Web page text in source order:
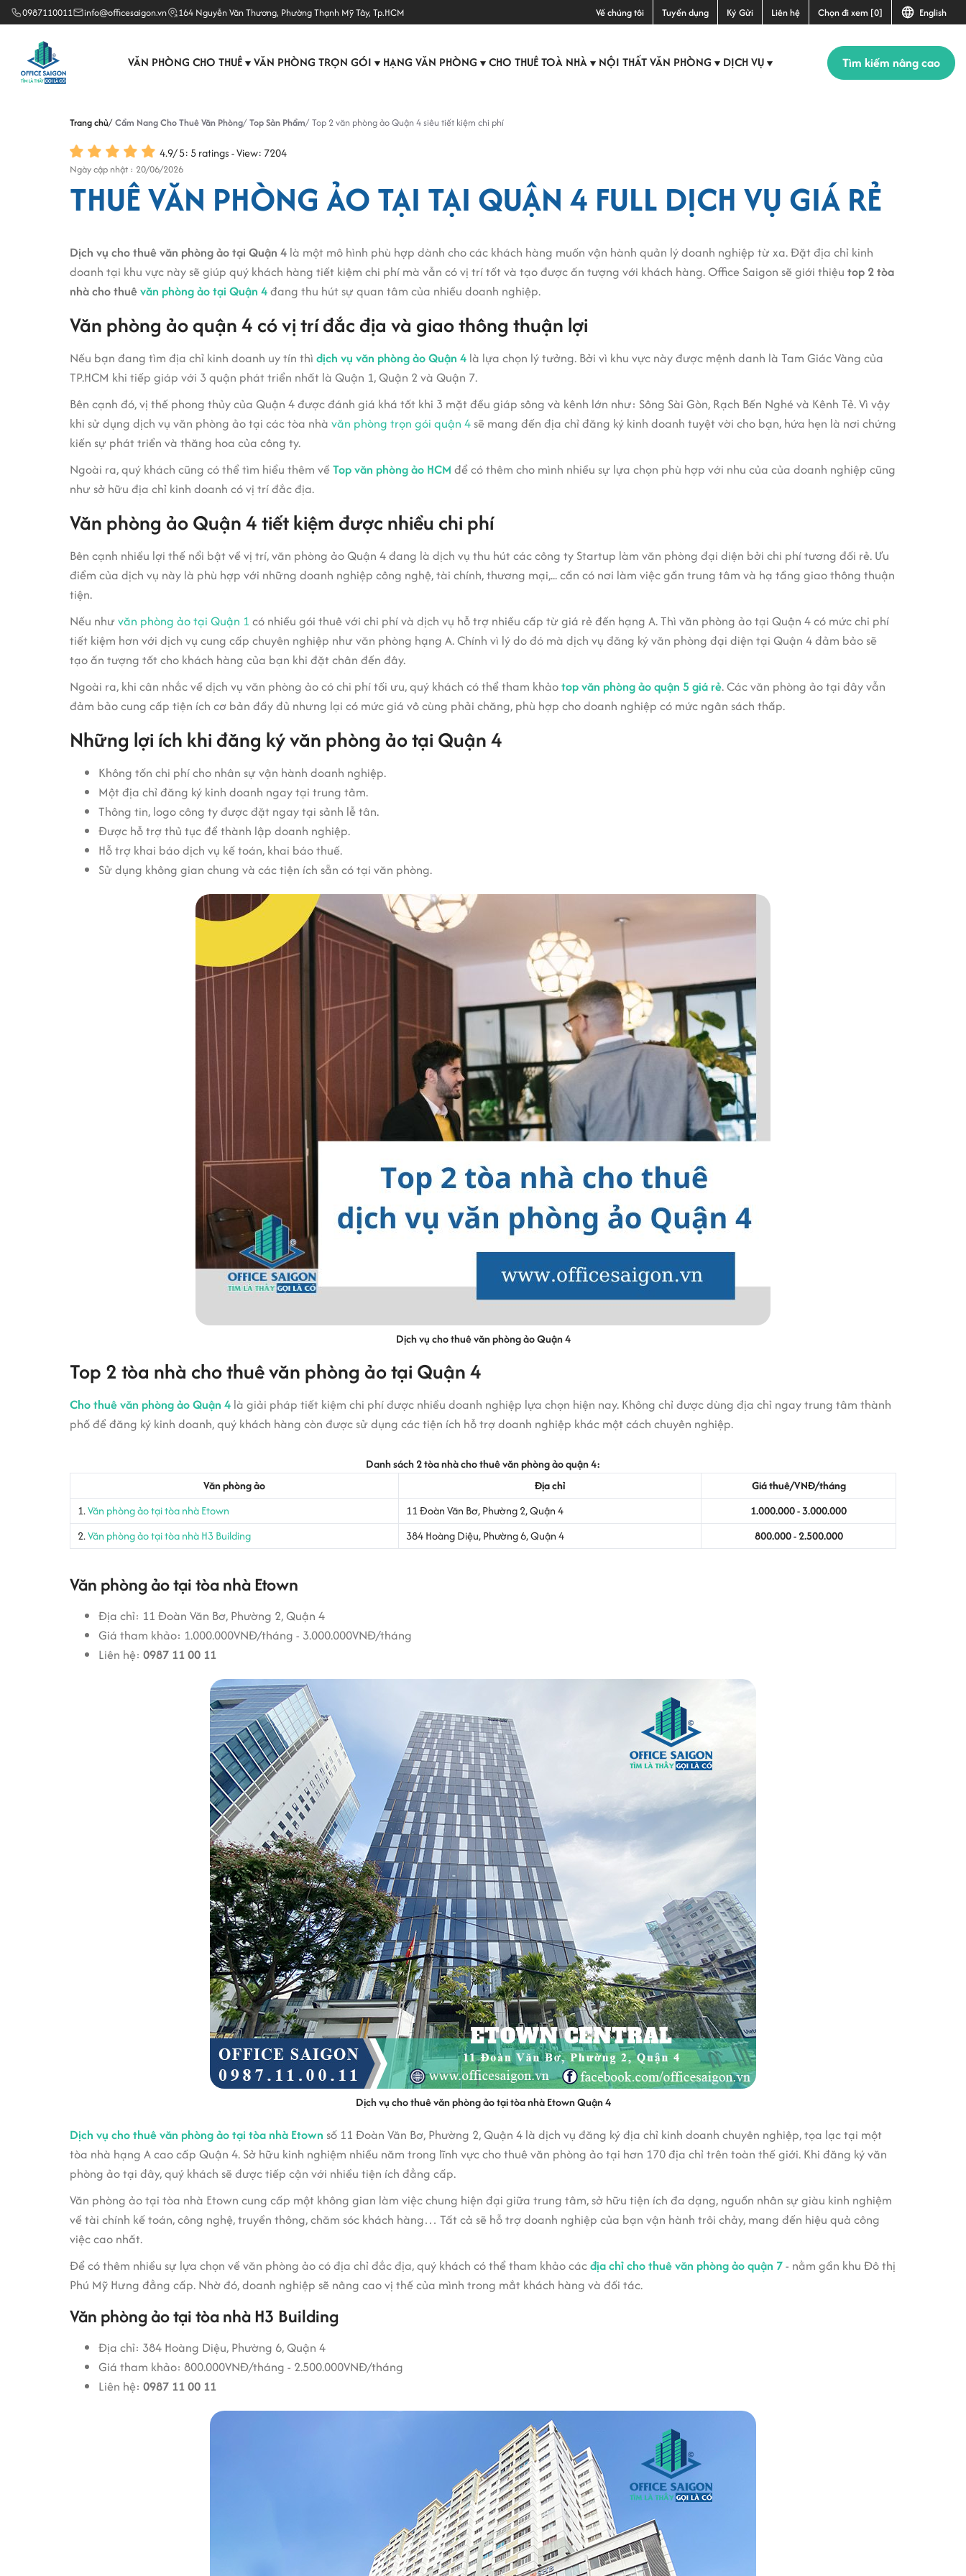
0987110011 info@officesaigon.vn 164 Nguyễn Văn Thương, Phường Thạnh Mỹ Tây, Tp.HCM Về chúng tôi Tuyển dụng Ký Gửi Liên hệ Chọn đi xem [0] English
VĂN PHÒNG CHO THUÊ ▼ VĂN PHÒNG TRỌN GÓI ▼ HẠNG VĂN PHÒNG ▼ CHO THUÊ TOÀ NHÀ ▼ NỘI THẤT VĂN PHÒNG ▼ DỊCH VỤ ▼ Tìm kiếm nâng cao
Trang chủ Cẩm Nang Cho Thuê Văn Phòng Top Sản Phẩm Top 2 văn phòng ảo Quận 4 siêu tiết kiệm chi phí
4.9/5: 5ratings - View: 7204
Ngày cập nhật : 20/06/2026
THUÊ VĂN PHÒNG ẢO TẠI TẠI QUẬN 4 FULL DỊCH VỤ GIÁ RẺ
Dịch vụ cho thuê văn phòng ảo tại Quận 4 là một mô hình phù hợp dành cho các khách hàng muốn vận hành quản lý doanh nghiệp từ xa. Đặt địa chỉ kinh
doanh tại khu vực này sẽ giúp quý khách hàng tiết kiệm chi phí mà vẫn có vị trí tốt và tạo được ấn tượng với khách hàng. Office Saigon sẽ giới thiệu top 2 tòa
nhà cho thuêvăn phòng ảo tại Quận 4đang thu hút sự quan tâm của nhiều doanh nghiệp.
Văn phòng ảo quận 4 có vị trí đắc địa và giao thông thuận lợi
Nếu bạn đang tìm địa chỉ kinh doanh uy tín thì dịch vụ văn phòng ảo Quận 4 là lựa chọn lý tưởng. Bởi vì khu vực này được mệnh danh là Tam Giác Vàng của
TP.HCM khi tiếp giáp với 3 quận phát triển nhất là Quận 1, Quận 2 và Quận 7.
Bên cạnh đó, vị thế phong thủy của Quận 4 được đánh giá khá tốt khi 3 mặt đều giáp sông và kênh lớn như: Sông Sài Gòn, Rạch Bến Nghé và Kênh Tẻ. Vì vậy
khi sử dụng dịch vụ văn phòng ảo tại các tòa nhà văn phòng trọn gói quận 4 sẽ mang đến địa chỉ đăng ký kinh doanh tuyệt vời cho bạn, hứa hẹn là nơi chứng
kiến sự phát triển và thăng hoa của công ty.
Ngoài ra, quý khách cũng có thể tìm hiểu thêm vềTop văn phòng ảo HCM để có thêm cho mình nhiều sự lựa chọn phù hợp với nhu của của doanh nghiệp cũng
như sở hữu địa chỉ kinh doanh có vị trí đắc địa.
Văn phòng ảo Quận 4 tiết kiệm được nhiều chi phí
Bên cạnh nhiều lợi thế nổi bật về vị trí, văn phòng ảo Quận 4 đang là dịch vụ thu hút các công ty Startup làm văn phòng đại diện bởi chi phí tương đối rẻ. Ưu
điểm của dịch vụ này là phù hợp với những doanh nghiệp công nghệ, tài chính, thương mại,... cần có nơi làm việc gần trung tâm và hạ tầng giao thông thuận
tiện.
Nếu như văn phòng ảo tại Quận 1 có nhiều gói thuê với chi phí và dịch vụ hỗ trợ nhiều cấp từ giá rẻ đến hạng A. Thì văn phòng ảo tại Quận 4 có mức chi phí
tiết kiệm hơn với dịch vụ cung cấp chuyên nghiệp như văn phòng hạng A. Chính vì lý do đó mà dịch vụ đăng ký văn phòng đại diện tại Quận 4 đảm bảo sẽ
tạo ấn tượng tốt cho khách hàng của bạn khi đặt chân đến đây.
Ngoài ra, khi cân nhắc về dịch vụ văn phòng ảo có chi phí tối ưu, quý khách có thể tham khảotop văn phòng ảo quận 5 giá rẻ. Các văn phòng ảo tại đây vẫn
đảm bảo cung cấp tiện ích cơ bản đầy đủ nhưng lại có mức giá vô cùng phải chăng, phù hợp cho doanh nghiệp có mức ngân sách thấp.
Những lợi ích khi đăng ký văn phòng ảo tại Quận 4
Không tốn chi phí cho nhân sự vận hành doanh nghiệp.
Một địa chỉ đăng ký kinh doanh ngay tại trung tâm.
Thông tin, logo công ty được đặt ngay tại sảnh lễ tân.
Được hỗ trợ thủ tục để thành lập doanh nghiệp.
Hỗ trợ khai báo dịch vụ kế toán, khai báo thuế.
Sử dụng không gian chung và các tiện ích sẵn có tại văn phòng.
Dịch vụ cho thuê văn phòng ảo Quận 4
Top 2 tòa nhà cho thuê văn phòng ảo tại Quận 4
Cho thuê văn phòng ảo Quận 4 là giải pháp tiết kiệm chi phí được nhiều doanh nghiệp lựa chọn hiện nay. Không chỉ được dùng địa chỉ ngay trung tâm thành
phố để đăng ký kinh doanh, quý khách hàng còn được sử dụng các tiện ích hỗ trợ doanh nghiệp khác một cách chuyên nghiệp.
Danh sách 2 tòa nhà cho thuê văn phòng ảo quận 4:
Văn phòng ảo
Địa chỉ
Giá thuê/VNĐ/tháng
1.Văn phòng ảo tại tòa nhà Etown 11 Đoàn Văn Bơ, Phường 2, Quận 4
1.000.000 - 3.000.000
2.Văn phòng ảo tại tòa nhà H3 Building 384 Hoàng Diệu, Phường 6, Quận 4 800.000 - 2.500.000
Văn phòng ảo tại tòa nhà Etown
Địa chỉ: 11 Đoàn Văn Bơ, Phường 2, Quận 4
Giá tham khảo: 1.000.000VNĐ/tháng - 3.000.000VNĐ/tháng
Liên hệ: 0987 11 00 11
Dịch vụ cho thuê văn phòng ảo tại tòa nhà Etown Quận 4
Dịch vụ cho thuê văn phòng ảo tại tòa nhà Etown số 11 Đoàn Văn Bơ, Phường 2, Quận 4 là dịch vụ đăng ký địa chỉ kinh doanh chuyên nghiệp, tọa lạc tại một
tòa nhà hạng A cao cấp Quận 4. Sở hữu kinh nghiệm nhiều năm trong lĩnh vực cho thuê văn phòng ảo tại hơn 170 địa chỉ trên toàn thế giới. Khi đăng ký văn
phòng ảo tại đây, quý khách sẽ được tiếp cận với nhiều tiện ích đẳng cấp.
Văn phòng ảo tại tòa nhà Etown cung cấp một không gian làm việc chung hiện đại giữa trung tâm, sở hữu tiện ích đa dạng, nguồn nhân sự giàu kinh nghiệm
về tài chính kế toán, công nghệ, truyền thông, chăm sóc khách hàng… Tất cả sẽ hỗ trợ doanh nghiệp của bạn vận hành trôi chảy, mang đến hiệu quả công
việc cao nhất.
Để có thêm nhiều sự lựa chọn về văn phòng ảo có địa chỉ đắc địa, quý khách có thể tham khảo cácđịa chỉ cho thuê văn phòng ảo quận 7- nằm gần khu Đô thị
Phú Mỹ Hưng đẳng cấp. Nhờ đó, doanh nghiệp sẽ nâng cao vị thế của mình trong mắt khách hàng và đối tác.
Văn phòng ảo tại tòa nhà H3 Building
Địa chỉ: 384 Hoàng Diệu, Phường 6, Quận 4
Giá tham khảo: 800.000VNĐ/tháng - 2.500.000VNĐ/tháng
Liên hệ: 0987 11 00 11